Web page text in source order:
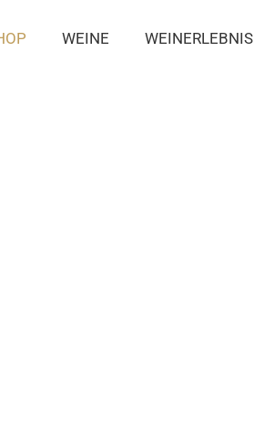
WEINE WEINERLEBNIS